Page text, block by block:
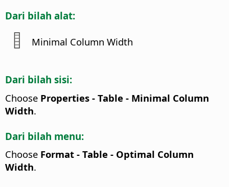
Dari bilah alat:
Minimal Column Width
Dari bilah sisi:
Choose Properties - Table - Minimal Column
Width.
Dari bilah menu:
Choose Format - Table - Optimal Column
Width.